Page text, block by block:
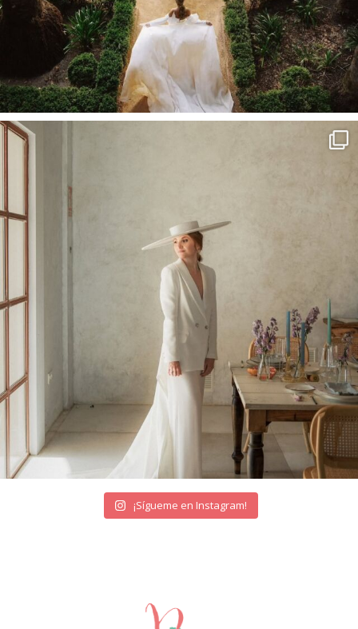
¡Sígueme en Instagram!